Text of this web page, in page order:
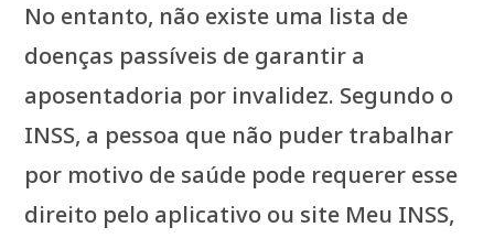
No entanto, não existe uma lista de
doenças passíveis de garantir a
aposentadoria por invalidez. Segundo o
INSS, a pessoa que não puder trabalhar
por motivo de saúde pode requerer esse
direito pelo aplicativo ou site Meu INSS,